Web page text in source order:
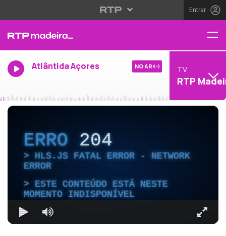
Entrar
Atlântida Açores NO AR TV
RTP
ERRO204
HLS.JS FATAL ERROR - NETWORK
ERROR
ESTE CONTEÚDO ESTÁ NESTE
MOMENTO INDISPONÍVEL